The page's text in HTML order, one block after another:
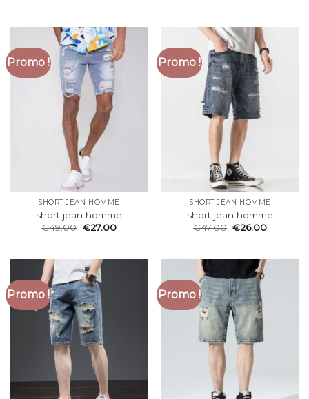
Promo !
SHORT JEAN HOMME
short jean homme
€49.00 €27.00
Promo !
SHORT JEAN HOMME
short jean homme
€47.00 €26.00
Promo ! Promo !